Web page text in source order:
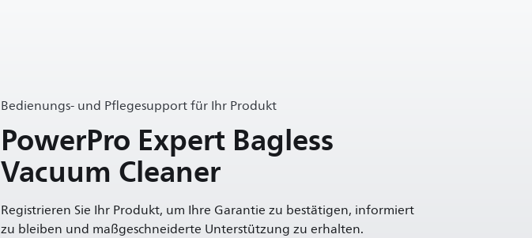
Bedienungs- und Pflegesupport für Ihr Produkt
PowerPro Expert Bagless
Vacuum Cleaner
Registrieren Sie Ihr Produkt, um Ihre Garantie zu bestätigen, informiert
zu bleiben und maßgeschneiderte Unterstützung zu erhalten.